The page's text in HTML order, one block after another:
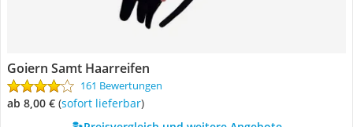
Goiern Samt Haarreifen
161 Bewertungen
ab 8,00 € ( Sofort lieferbar)